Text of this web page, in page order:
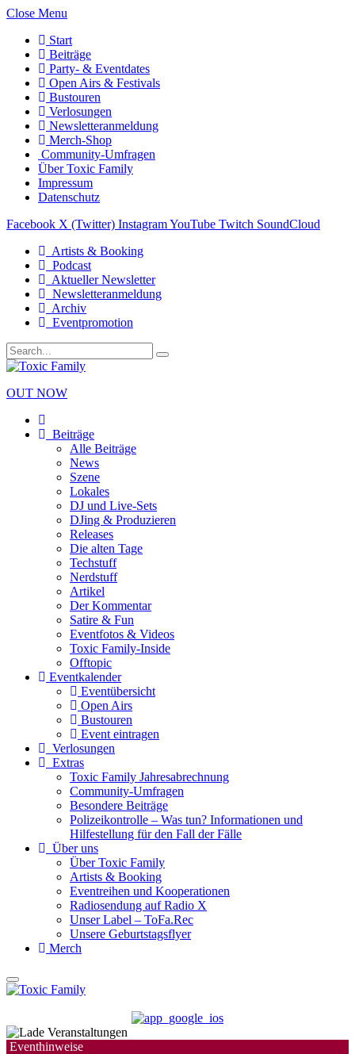
Close Menu
Start
Beiträge
Party- & Eventdates
Open Airs & Festivals
Bustouren
Verlosungen
Newsletteranmeldung
Merch-Shop
Community-Umfragen
Über Toxic Family
Impressum
Datenschutz
Facebook X (Twitter) InstagramYouTube Twitch SoundCloud
Artists & Booking
Podcast
Aktueller Newsletter
Newsletteranmeldung
Archiv
Eventpromotion
OUT NOW
Beiträge
Alle Beiträge
News
Szene
Lokales
DJ und Live-Sets
DJing & Produzieren
Releases
Die alten Tage
Techstuff
Nerdstuff
Artikel
Der Kommentar
Satire & Fun
Eventfotos & Videos
Toxic Family-Inside
Offtopic
Eventkalender
Eventübersicht
Open Airs
Bustouren
Event eintragen
Verlosungen
Extras
Toxic Family Jahresabrechnung
Community-Umfragen
Besondere Beiträge
Polizeikontrolle – Was tun? Informationen und
Hilfestellung für den Fall der Fälle
Über uns
Über Toxic Family
Artists & Booking
Eventreihen und Kooperationen
Radiosendung auf Radio X
Unser Label – ToFa.Rec
Unsere Geburtstagsflyer
Merch
Eventhinweise